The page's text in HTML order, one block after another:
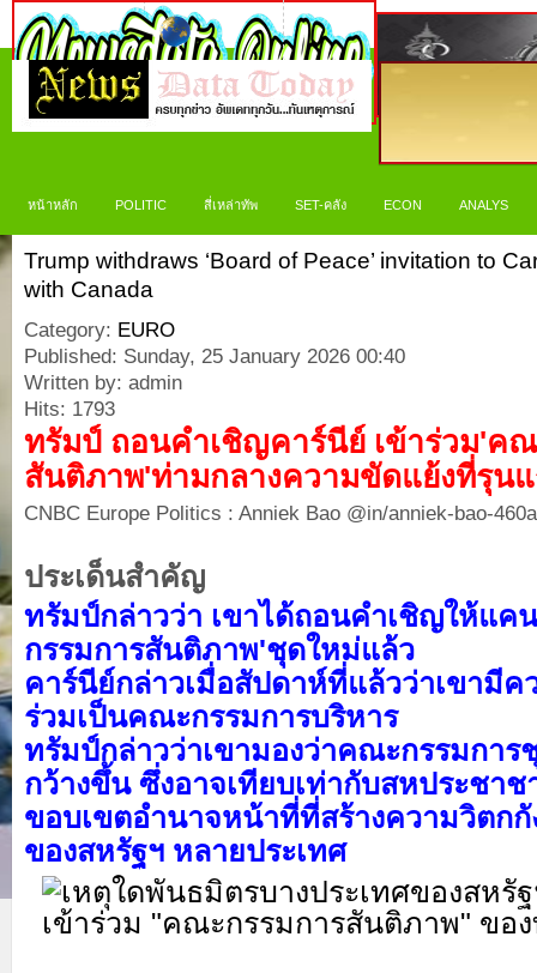
หน้าหลัก POLITIC สี่เหล่าทัพ SET-คลัง ECON ANALYS
Trump withdraws ‘Board of Peace’ invitation to
with Canada
Category: EURO
Published: Sunday, 25 January 2026 00:40
Written by: admin
Hits: 1793
ทรัมป์ ถอนคำเชิญคาร์นีย์ เข้าร่วม'ค
สันติภาพ'ท่ามกลางความขัดแย้งที่รุน
CNBC Europe Politics : Anniek Bao @in/anniek-bao-
ประเด็นสำคัญ
ทรัมป์กล่าวว่า เขาได้ถอนคำเชิญให้แค
กรรมการสันติภาพ'ชุดใหม่แล้ว
คาร์นีย์กล่าวเมื่อสัปดาห์ที่แล้วว่าเขามีค
ร่วมเป็นคณะกรรมการบริหาร
ทรัมป์กล่าวว่าเขามองว่าคณะกรรมกา
กว้างขึ้น ซึ่งอาจเทียบเท่ากับสหประชา
ขอบเขตอำนาจหน้าที่ที่สร้างความวิตก
ของสหรัฐฯ หลายประเทศ